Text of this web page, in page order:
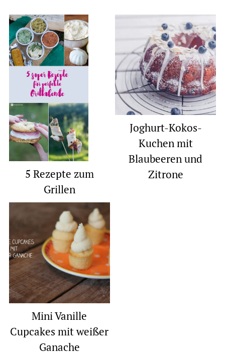
5 Rezepte zum
Grillen
Joghurt-Kokos-
Kuchen mit
Blaubeeren und
Zitrone
Mini Vanille
Cupcakes mit weißer
Ganache